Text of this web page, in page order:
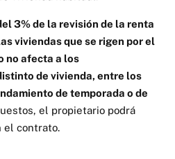
3% de la revisión de la renta
viviendas que se rigen por el
no afecta a los
de vivienda, entre los
de temporada o de
el propietario podrá
el contrato.